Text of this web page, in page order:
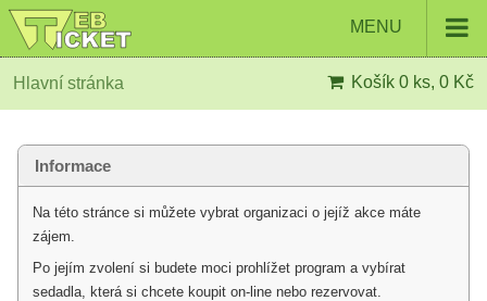
MENU
Hlavní stránka Košík 0 ks, 0 Kč
Informace
Na této stránce si můžete vybrat organizaci o jejíž akce máte
zájem.
Po jejím zvolení si budete moci prohlížet program a vybírat
sedadla, která si chcete koupit on-line nebo rezervovat.